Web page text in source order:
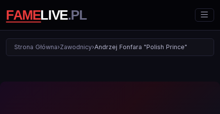
Strona Główna›Zawodnicy›Andrzej Fonfara "Polish Prince"